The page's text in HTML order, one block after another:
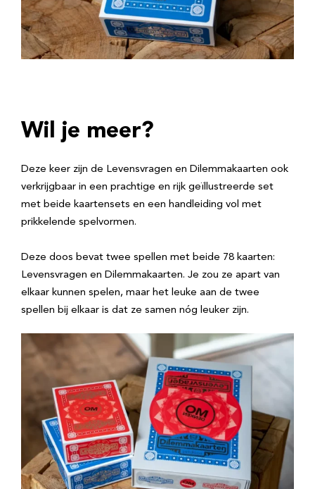
Wil je meer?
Deze keer zijn de Levensvragen en Dilemmakaarten ook
verkrijgbaar in een prachtige en rijk geïllustreerde set
met beide kaartensets en een handleiding vol met
prikkelende spelvormen.
Deze doos bevat twee spellen met beide 78 kaarten:
Levensvragen en Dilemmakaarten. Je zou ze apart van
elkaar kunnen spelen, maar het leuke aan de twee
spellen bij elkaar is dat ze samen nóg leuker zijn.